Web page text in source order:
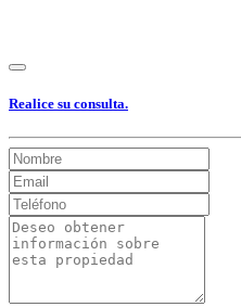
Realice su consulta.